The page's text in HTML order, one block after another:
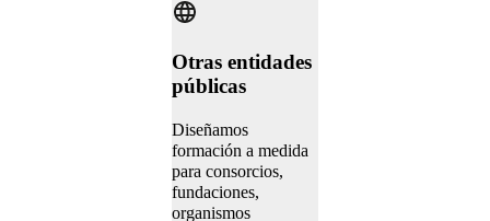
Otras entidades
públicas
Diseñamos
formación a medida
para consorcios,
fundaciones,
organismos